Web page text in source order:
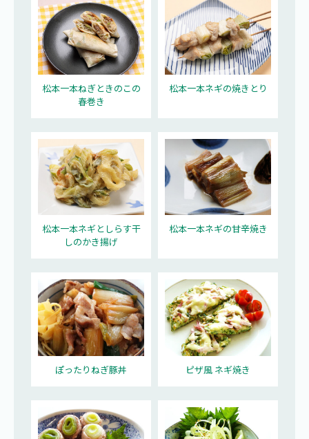
松本一本ねぎときのこの
春巻き
松本一本ネギの焼きとり
松本一本ネギとしらす干
しのかき揚げ
松本一本ネギの甘辛焼き
ぽったりねぎ豚丼 ピザ風 ネギ焼き